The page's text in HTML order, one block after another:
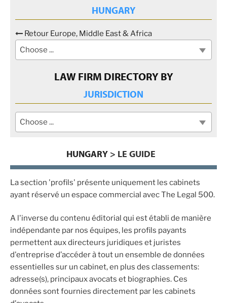
HUNGARY
Retour Europe, Middle East & Africa
Choose ...
LAW FIRM DIRECTORY BY
JURISDICTION
Choose ...
HUNGARY > LE GUIDE
La section 'profils' présente uniquement les cabinets
ayant réservé un espace commercial avec The Legal 500.
A l'inverse du contenu éditorial qui est établi de manière
indépendante par nos équipes, les profils payants
permettent aux directeurs juridiques et juristes
d'entreprise d’accéder à tout un ensemble de données
essentielles sur un cabinet, en plus des classements:
adresse(s), principaux avocats et biographies. Ces
données sont fournies directement par les cabinets